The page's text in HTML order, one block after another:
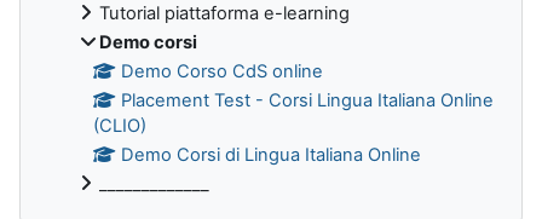
Tutorial piattaforma e-learning
Demo corsi
Demo Corso CdS online
Placement Test - Corsi Lingua Italiana Online
(CLIO)
Demo Corsi di Lingua Italiana Online